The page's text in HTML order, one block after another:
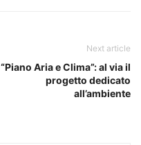
Next article
“Piano Aria e Clima”: al via il
progetto dedicato
all’ambiente